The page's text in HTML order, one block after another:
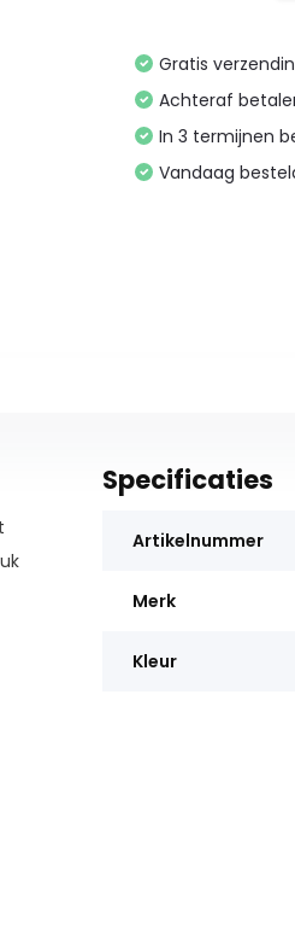
Gratis
Achteraf
In 3 termijnen
Vandaag
Specificaties
Artikelnummer
Merk
Kleur